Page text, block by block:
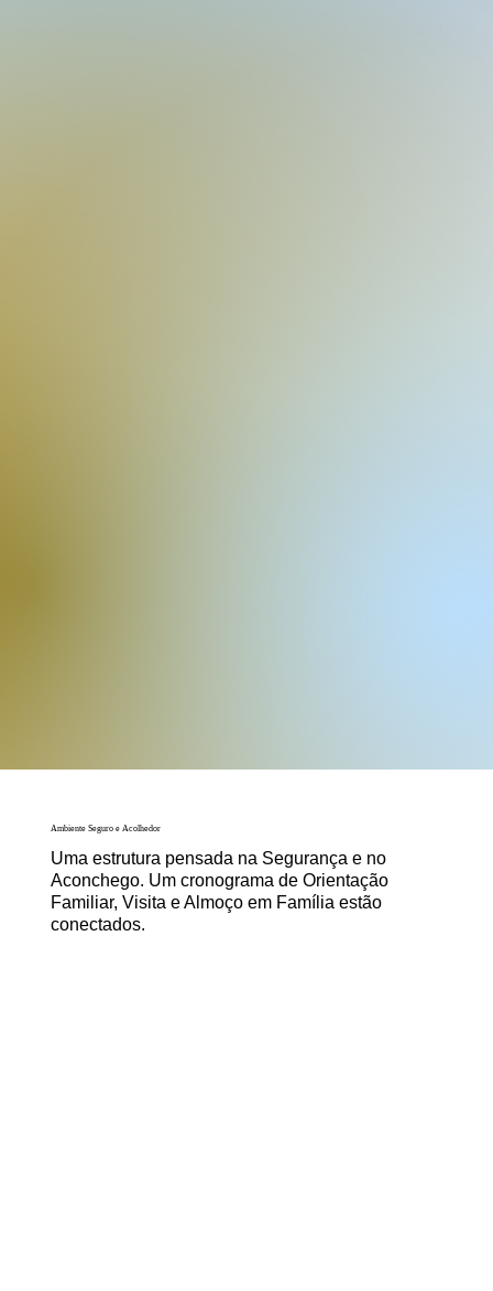
Ambiente Seguro e Acolhedor
Uma estrutura pensada na Segurança e no
Aconchego. Um cronograma de Orientação
Familiar, Visita e Almoço em Família estão
conectados.